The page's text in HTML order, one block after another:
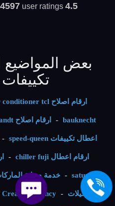
4.5
out of
user ratings.
بعض المواضيع
تكييفات
ارقام اصلاح air conditioner tcl
bauknecht
- ارقام اصلاح air conditioning brandt
اعطال تكييفات speed-queen -
ارقام اعطال chiller fuji -
saturn
- خدمة صيانة
والتوكيلات -
Agency